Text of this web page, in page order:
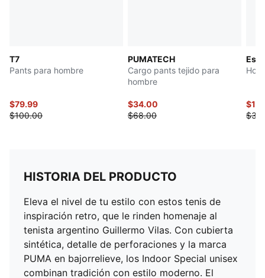
T7
Pants para hombre
$79.99
$100.00
PUMATECH
Cargo pants tejido para
hombre
$34.00
$68.00
HISTORIA DEL PRODUCTO
Eleva el nivel de tu estilo con estos tenis de
inspiración retro, que le rinden homenaje al
tenista argentino Guillermo Vilas. Con cubierta
sintética, detalle de perforaciones y la marca
PUMA en bajorrelieve, los Indoor Special unisex
combinan tradición con estilo moderno. El